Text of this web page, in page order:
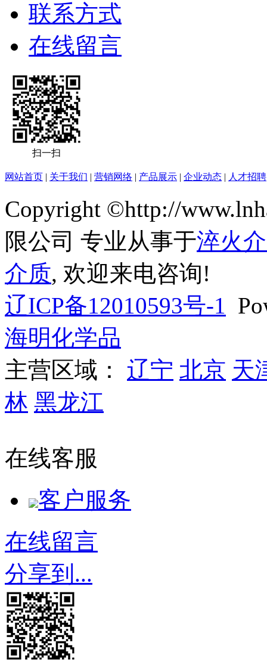
联系方式
在线留言
扫一扫
网站首页 | 关于我们 | 营销网络 | 产品展示 | 企业动态 | 人才招聘
Copyright ©http://
限公司 专业从事于淬火
介质, 欢迎来电咨询!
辽ICP备12010593号-1
海明化学品
主营区域： 辽宁 北京 天
林 黑龙江
在线客服
客户服务
在线留言
分享到...